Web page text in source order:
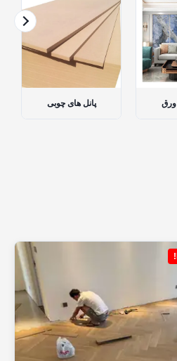
پانل های چوبی ورق UV مرمر